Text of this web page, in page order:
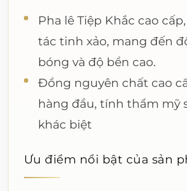
Pha lê Tiệp Khắc cao
tác tinh xảo, mang đến
bóng và độ bền cao.
Đồng nguyên chất cao
hàng đầu, tính thẩm mỹ
khác biệt
Ưu điểm nổi bật của sản